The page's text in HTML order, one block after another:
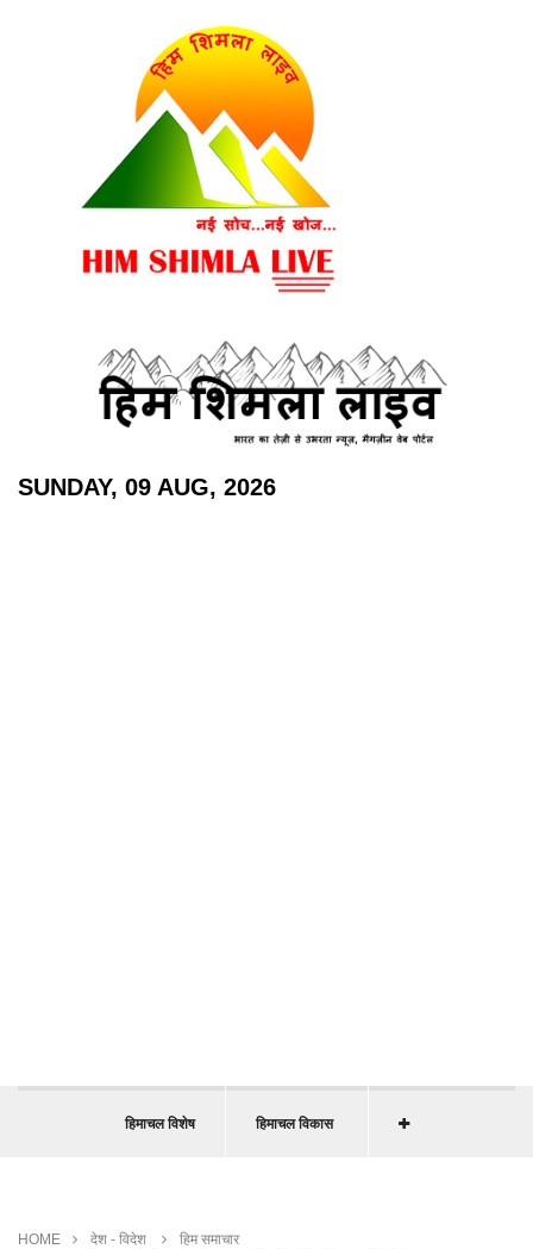
SUNDAY, 09 AUG, 2026
हिमाचल विशेष हिमाचल विकास
HOME देश - विदेश
हिम समाचार